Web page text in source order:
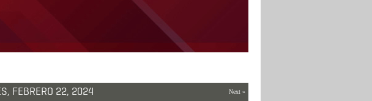
FEBRERO 22, 2024 Next »